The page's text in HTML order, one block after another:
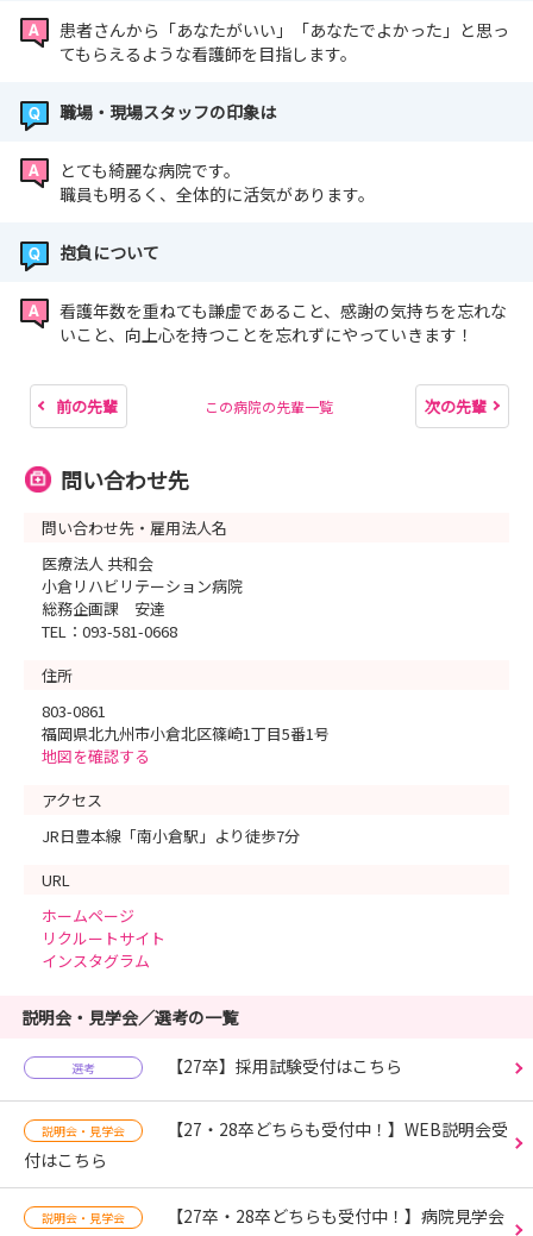
患者さんから「あなたがいい」「あなたでよかった」と思っ
てもらえるような看護師を目指します。
職場・現場スタッフの印象は
とても綺麗な病院です。
職員も明るく、全体的に活気があります。
抱負について
看護年数を重ねても謙虚であること、感謝の気持ちを忘れな
いこと、向上心を持つことを忘れずにやっていきます！
前の先輩 この病院の先輩一覧 次の先輩
問い合わせ先
問い合わせ先・雇用法人名
医療法人 共和会
小倉リハビリテーション病院
総務企画課 安達
TEL：093-581-0668
住所
803-0861
福岡県北九州市小倉北区篠崎1丁目5番1号
地図を確認する
アクセス
JR日豊本線「南小倉駅」より徒歩7分
URL
ホームページ
リクルートサイト
インスタグラム
説明会・見学会／選考の一覧
選考 【27卒】採用試験受付はこちら
説明会・見学会
【27・28卒どちらも受付中！】WEB説明会受
付はこちら
説明会・見学会
【27卒・28卒どちらも受付中！】病院見学会